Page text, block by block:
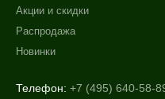
Акции и скидки
Распродажа
Новинки
Телефон: +7 (495) 640-58-